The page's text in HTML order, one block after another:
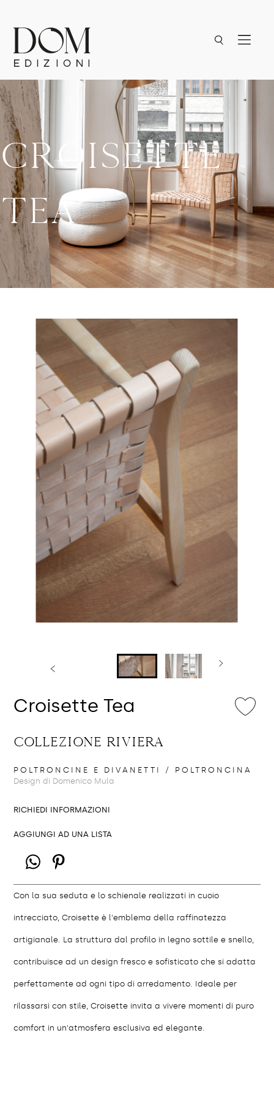
Croisette
Tea
Croisette Tea
COLLEZIONE RIVIERA
POLTRONCINE E DIVANETTI / POLTRONCINA
Design di Domenico Mula
RICHIEDI INFORMAZIONI
AGGIUNGI AD UNA LISTA
Con la sua seduta e lo schienale realizzati in cuoio
intrecciato, Croisette è l'emblema della raffinatezza
artigianale. La struttura dal profilo in legno sottile e snello,
contribuisce ad un design fresco e sofisticato che si adatta
perfettamente ad ogni tipo di arredamento. Ideale per
rilassarsi con stile, Croisette invita a vivere momenti di puro
comfort in un'atmosfera esclusiva ed elegante.